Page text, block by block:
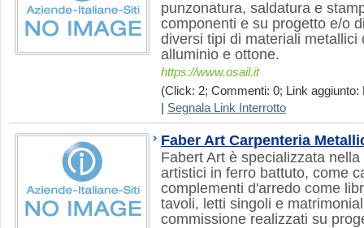
punzonatura, saldatura e
componenti e su progetto e/o
diversi tipi di materiali
alluminio e ottone.
https://www.osail.it
(Click: 2; Commenti: 0; Link aggiunto:
Segnala Link Interrotto
Faber Art Carpenteria
Fabert Art è specializzata
artistici in ferro battuto, come
complementi d'arredo come
tavoli, letti singoli e
commissione realizzati su